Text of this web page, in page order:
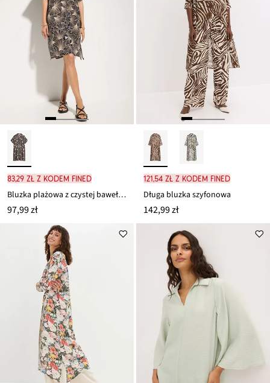
83,29 zł z kodem FINED
Bluzka plażowa z czystej bawełny
97,99 zł
121,54 zł z kodem FINED
Długa bluzka szyfonowa
142,99 zł